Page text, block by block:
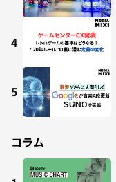
4
5
コラム